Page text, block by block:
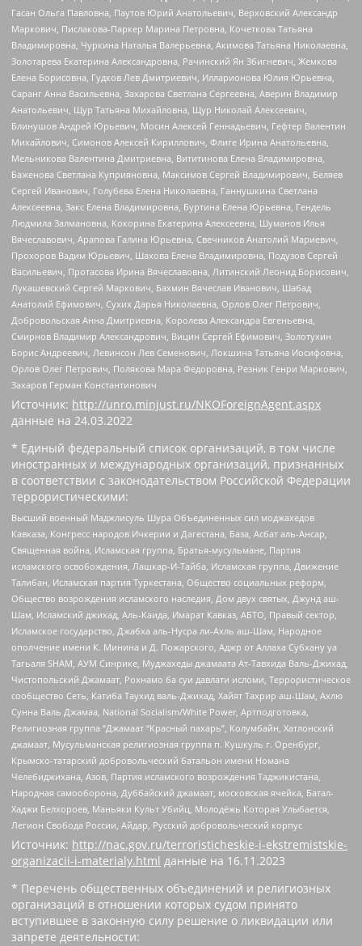
Гасан Ольга Павловна, Паутов Юрий Анатольевич, Верховский Александр
Маркович, Пислакова-Паркер Марина Петровна, Кочеткова Татьяна
Владимировна, Чуркина Наталья Валерьевна, Акимова Татьяна Николаевна,
Золотарева Екатерина Александровна, Рачинский Ян Збигневич, Жемкова
Елена Борисовна, Гудков Лев Дмитриевич, Илларионова Юлия Юрьевна,
Саранг Анна Васильевна, Захарова Светлана Сергеевна, Аверин Владимир
Анатольевич, Щур Татьяна Михайловна, Щур Николай Алексеевич,
Блинушов Андрей Юрьевич, Мосин Алексей Геннадьевич, Гефтер Валентин
Михайлович, Симонов Алексей Кириллович, Флиге Ирина Анатольевна,
Мельникова Валентина Дмитриевна, Вититинова Елена Владимировна,
Баженова Светлана Куприяновна, Максимов Сергей Владимирович, Беляев
Сергей Иванович, Голубева Елена Николаевна, Ганнушкина Светлана
Алексеевна, Закс Елена Владимировна, Буртина Елена Юрьевна, Гендель
Людмила Залмановна, Кокорина Екатерина Алексеевна, Шуманов Илья
Вячеславович, Арапова Галина Юрьевна, Свечников Анатолий Мариевич,
Прохоров Вадим Юрьевич, Шахова Елена Владимировна, Подузов Сергей
Васильевич, Протасова Ирина Вячеславовна, Литинский Леонид Борисович,
Лукашевский Сергей Маркович, Бахмин Вячеслав Иванович, Шабад
Анатолий Ефимович, Сухих Дарья Николаевна, Орлов Олег Петрович,
Добровольская Анна Дмитриевна, Королева Александра Евгеньевна,
Смирнов Владимир Александрович, Вицин Сергей Ефимович, Золотухин
Борис Андреевич, Левинсон Лев Семенович, Локшина Татьяна Иосифовна,
Орлов Олег Петрович, Полякова Мара Федоровна, Резник Генри Маркович,
Захаров Герман Константинович
Источник: http://unro.minjust.ru/NKOForeignAgent.aspx
данные на 24.03.2022
* Единый федеральный список организаций, в том числе
иностранных и международных организаций, признанных
в соответствии с законодательством Российской Федерации
террористическими:
Высший военный Маджлисуль Шура Объединенных сил моджахедов
Кавказа, Конгресс народов Ичкерии и Дагестана, База, Асбат аль-Ансар,
Священная война, Исламская группа, Братья-мусульмане, Партия
исламского освобождения, Лашкар-И-Тайба, Исламская группа, Движение
Талибан, Исламская партия Туркестана, Общество социальных реформ,
Общество возрождения исламского наследия, Дом двух святых, Джунд аш-
Шам, Исламский джихад, Аль-Каида, Имарат Кавказ, АБТО, Правый сектор,
Исламское государство, Джабха аль-Нусра ли-Ахль аш-Шам, Народное
ополчение имени К. Минина и Д. Пожарского, Аджр от Аллаха Субхану уа
Тагьаля SHAM, АУМ Синрике, Муджахеды джамаата Ат-Тавхида Валь-Джихад,
Чистопольский Джамаат, Рохнамо ба суи давлати исломи, Террористическое
сообщество Сеть, Катиба Таухид валь-Джихад, Хайят Тахрир аш-Шам, Ахлю
Сунна Валь Джамаа, National Socialism/White Power, Артподготовка,
Религиозная группа “Джамаат “Красный пахарь”, Колумбайн, Хатлонский
джамаат, Мусульманская религиозная группа п. Кушкуль г. Оренбург,
Крымско-татарский добровольческий батальон имени Номана
Челебиджихана, Азов, Партия исламского возрождения Таджикистана,
Народная самооборона, Дуббайский джамаат, московская ячейка, Батал-
Хаджи Белхороев, Маньяки Культ Убийц, Молодёжь Которая Улыбается,
Легион Свобода России, Айдар, Русский добровольческий корпус
Источник: http://nac.gov.ru/terroristicheskie-i-ekstremistskie-
organizacii-i-materialy.html данные на 16.11.2023
* Перечень общественных объединений и религиозных
организаций в отношении которых судом принято
вступившее в законную силу решение о ликвидации или
запрете деятельности: